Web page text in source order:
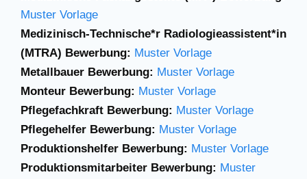
Muster Vorlage
Medizinisch-Technische*r Radiologieassistent*in
(MTRA) Bewerbung: Muster Vorlage
Metallbauer Bewerbung: Muster Vorlage
Monteur Bewerbung: Muster Vorlage
Pflegefachkraft Bewerbung: Muster Vorlage
Pflegehelfer Bewerbung: Muster Vorlage
Produktionshelfer Bewerbung: Muster Vorlage
Produktionsmitarbeiter Bewerbung: Muster